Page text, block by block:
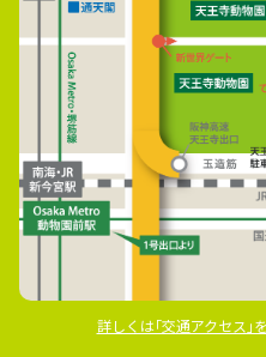
詳しくは｢交通アクセス｣